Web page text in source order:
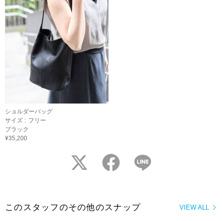
ショルダーバッグ
サイズ : フリー
ブラック
¥35,200
twitter facebook
VIEW ALL
このスタッフのその他のスナップ